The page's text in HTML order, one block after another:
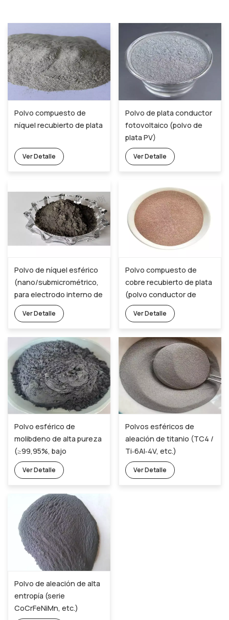
Polvo compuesto de
níquel recubierto de plata
Ver Detalle
Polvo de plata conductor
fotovoltaico (polvo de
plata PV)
Ver Detalle
Polvo de níquel esférico
(nano/submicrométrico,
para electrodo interno de
MLCC)
Ver Detalle
Polvo compuesto de
cobre recubierto de plata
(polvo conductor de
núcleo-capa)
Ver Detalle
Polvo esférico de
molibdeno de alta pureza
(≥99,95%, bajo
contenido de oxígeno)
Ver Detalle
Polvos esféricos de
aleación de titanio (TC4 /
Ti‑6Al‑4V, etc.)
Ver Detalle
Polvo de aleación de alta
entropía (serie
CoCrFeNiMn, etc.)